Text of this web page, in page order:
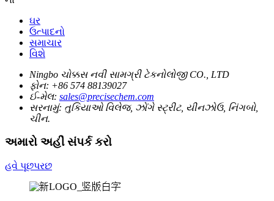
ઘર
ઉત્પાદનો
સમાચાર
વિશે
Ningbo ચોક્કસ નવી સામગ્રી ટેકનોલોજી CO., LTD
ફોન: +86 574 88139027
ઈ-મેલ: sales@precisechem.com
સરનામું: તુકિયાઓ વિલેજ, ઝોંગે સ્ટ્રીટ, યીનઝોઉ, નિંગબો,
ચીન.
અમારો અહીં સંપર્ક કરો
હવે પૂછપરછ